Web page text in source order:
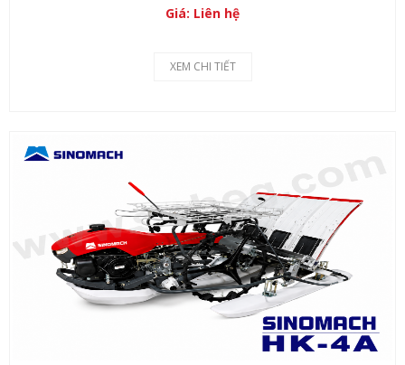
Giá: Liên hệ
XEM CHI TIẾT